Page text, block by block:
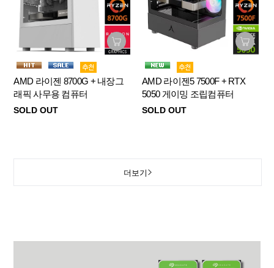
AMD 라이젠 8700G + 내장그
래픽 사무용 컴퓨터
SOLD OUT
AMD 라이젠5 7500F + RTX
5050 게이밍 조립컴퓨터
SOLD OUT
더보기